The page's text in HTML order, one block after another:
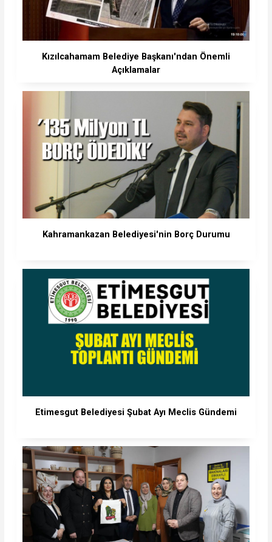
Kızılcahamam Belediye Başkanı'ndan Önemli
Açıklamalar
Kahramankazan Belediyesi'nin Borç Durumu
Etimesgut Belediyesi Şubat Ayı Meclis Gündemi